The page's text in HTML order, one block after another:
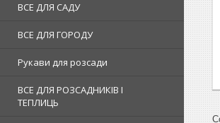
ВСЕ ДЛЯ САДУ
ВСЕ ДЛЯ ГОРОДУ
Рукави для розсади
ВСЕ ДЛЯ РОЗСАДНИКІВ І
ТЕПЛИЦЬ